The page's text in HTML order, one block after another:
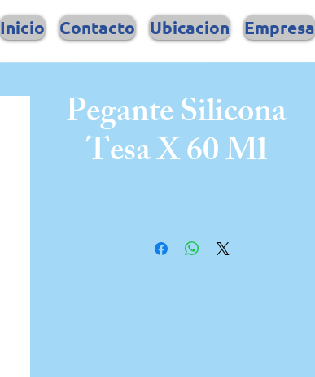
Inicio Contacto Ubicacion Empresa
Pegante Silicona
Tesa X 60 Ml